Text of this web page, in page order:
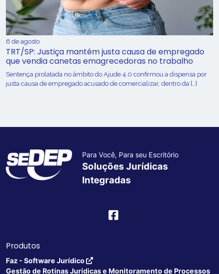
6 de agosto
TRT/SP: Justiça mantém justa causa de empregado
que vendia canetas emagrecedoras no trabalho
Sentença prolatada no âmbito do Ajude 4.0 confirmou a dispensa por
justa causa de empregado acusado de comercializar, dentro da […]
Para Você, Para seu Escritório
Soluções Jurídicas
Integradas
Produtos
Faz - Software Jurídico
Gestão de Rotinas Jurídicas e Monitoramento de Processos